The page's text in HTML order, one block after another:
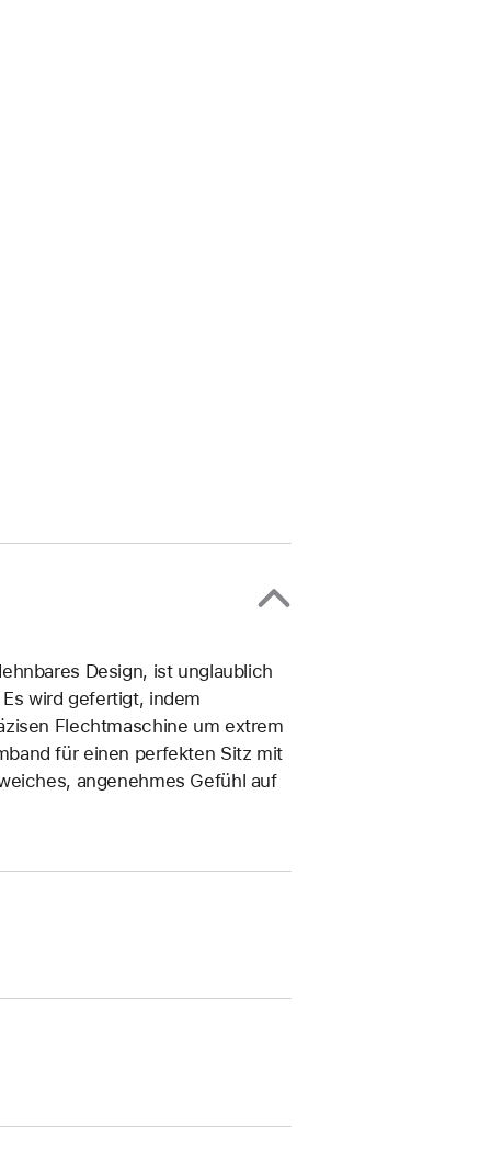
Design, ist unglaublich
wird gefertigt, indem
Flecht­maschine um extrem
für einen perfekten Sitz mit
angenehmes Gefühl auf